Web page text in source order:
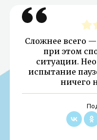
Сложнее всего
при этом
ситуации.
испытание
ничего